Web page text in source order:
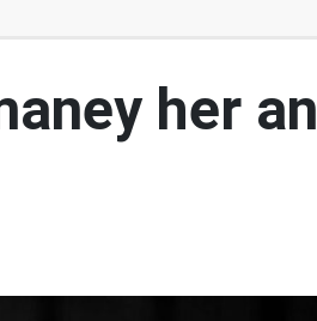
her an